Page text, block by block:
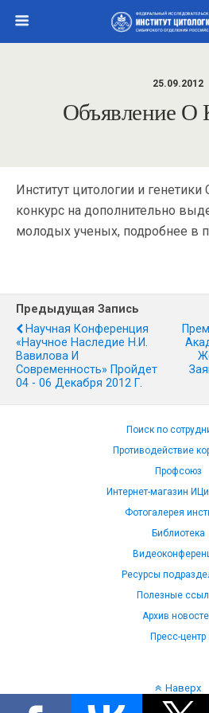
25.09.2012
Объявление О
Институт цитологии и
конкурс на дополнительно
молодых ученых, подробнее в
Предыдущая Запись
Научная Конференция
«Научное Наследие Н.И.
Вавилова И
Современность» Пройдет
04 - 06 Декабря 2012 Г.
Поиск по
Противодействие
Профсоюз
Интернет-магазин
Фотогалерея
Библиотека
Ресурсы
Полезные
Архив
Пресс-центр
Наверх